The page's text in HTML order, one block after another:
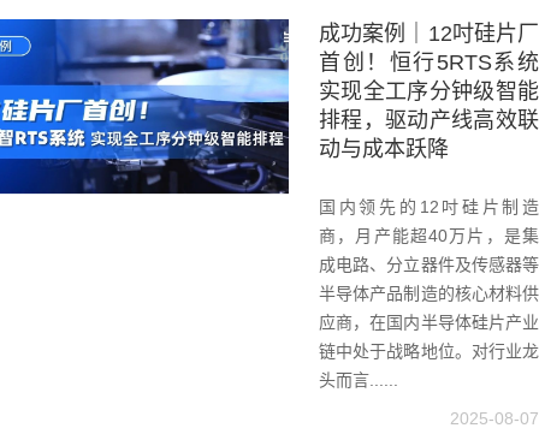
成功案例｜12吋硅片厂
首创！恒行5RTS系统
实现全工序分钟级智能
排程，驱动产线高效联
动与成本跃降
国内领先的12吋硅片制造
商，月产能超40万片，是集
成电路、分立器件及传感器等
半导体产品制造的核心材料供
应商，在国内半导体硅片产业
链中处于战略地位。对行业龙
头而言......
2025-08-07